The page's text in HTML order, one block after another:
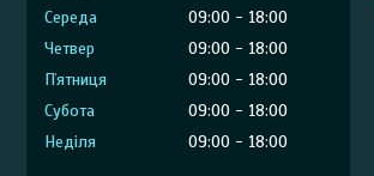
Середа
09:00
18:00
Четвер
09:00
18:00
Пʼятниця
09:00
18:00
Субота
09:00
18:00
Неділя
09:00 18:00